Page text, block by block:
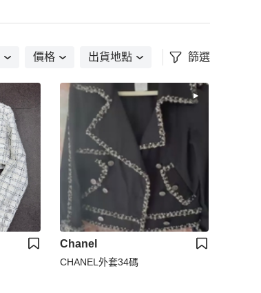
價格 出貨地點 篩選
Chanel
CHANEL外套34碼